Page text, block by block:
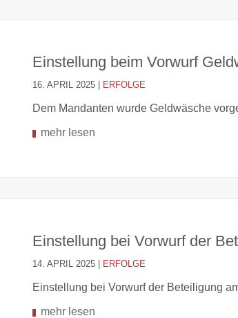
Einstellung beim Vorwurf
16. APRIL 2025 ERFOLGE
Dem Mandanten wurde Geldwäsche
mehr lesen
Einstellung bei Vorwurf der
14. APRIL 2025 ERFOLGE
Einstellung bei Vorwurf der Beteiligung
mehr lesen